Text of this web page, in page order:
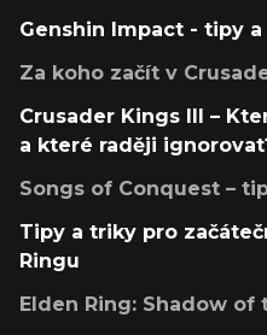
Genshin Impact - tipy
Za koho začít v
Crusader Kings III –
a které raději
Songs of Conquest –
Tipy a triky pro
Ringu
Elden Ring: Shadow